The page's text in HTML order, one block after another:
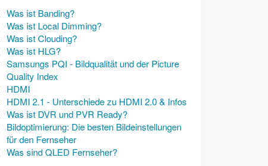
Was ist Banding?
Was ist Local Dimming?
Was ist Clouding?
Was ist HLG?
Samsungs PQI - Bildqualität und der Picture
Quality Index
HDMI
HDMI 2.1 - Unterschiede zu HDMI 2.0 & Infos
Was ist DVR und PVR Ready?
Bildoptimierung: Die besten Bildeinstellungen
für den Fernseher
Was sind QLED Fernseher?